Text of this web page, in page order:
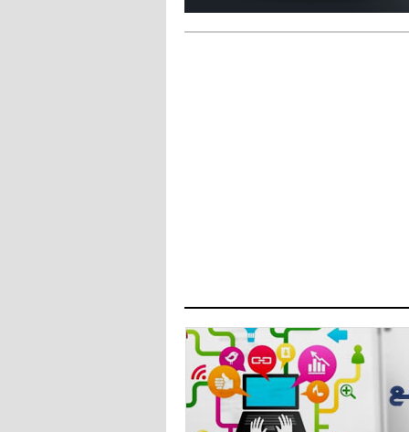
دزيكو يُصر على راتب شهر جويلية
اجتماع حاسم لإدارة ميلان مع نظيرتها
من الريال للفصل في صفقة إيسكو
14:50
- 2021/08/04
البياسجي عرض على مبابي راتبا خياليا